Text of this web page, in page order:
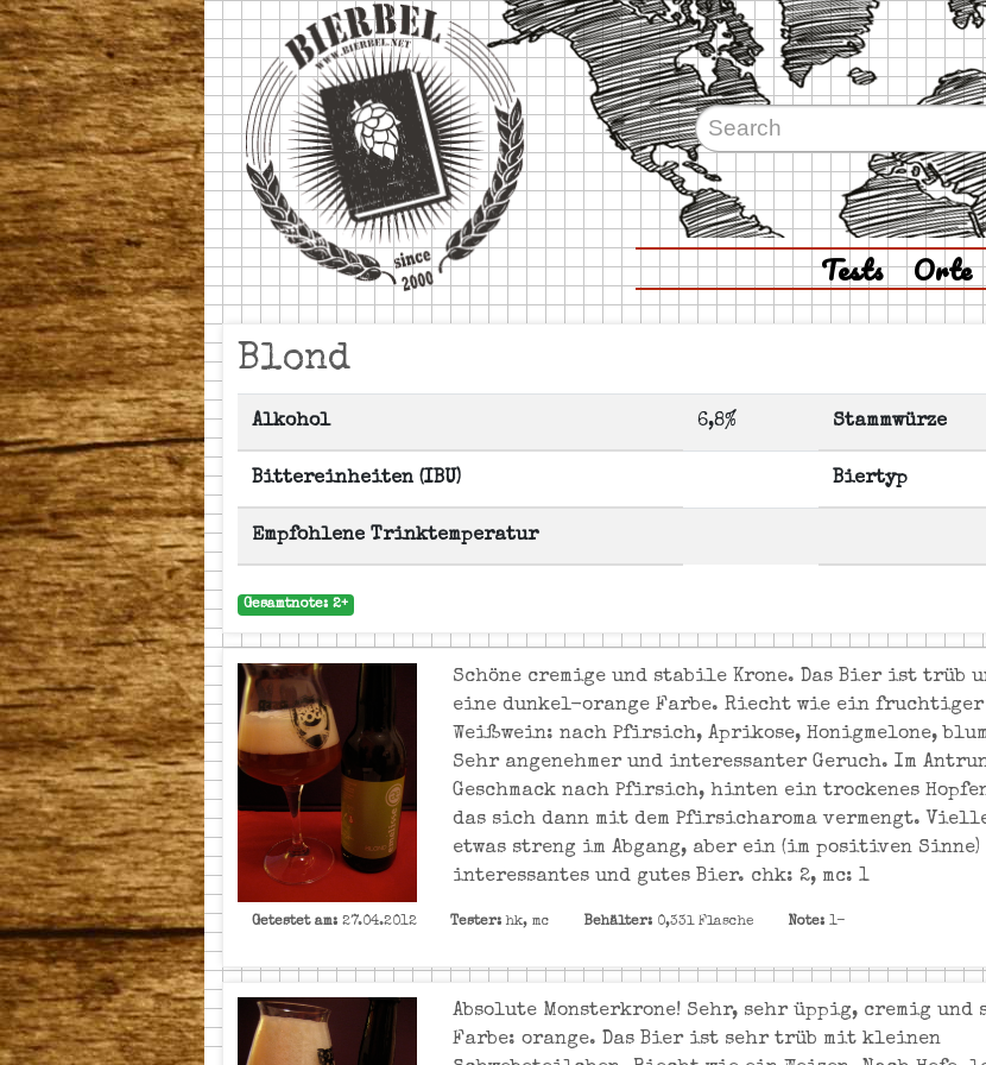
Tests Orte
Blond
Alkohol 6,8% Stammwürze
Bittereinheiten (IBU) Biertyp
Empfohlene Trinktemperatur
Gesamtnote: 2+
Schöne cremige und stabile Krone. Das Bier ist trüb
eine dunkel-orange Farbe. Riecht wie ein fruchtiger
Weißwein: nach Pfirsich, Aprikose, Honigmelone,
Sehr angenehmer und interessanter Geruch. Im
Geschmack nach Pfirsich, hinten ein trockenes
das sich dann mit dem Pfirsicharoma vermengt.
etwas streng im Abgang, aber ein (im positiven Sinne)
interessantes und gutes Bier. chk: 2, mc: 1
Getestet am: 27.04.2012 Tester: hk, mc Behälter: 0,33l Flasche Note: 1-
Absolute Monsterkrone! Sehr, sehr üppig, cremig
Farbe: orange. Das Bier ist sehr trüb mit kleinen